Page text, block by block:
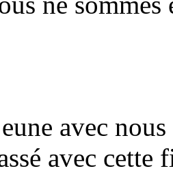
avec
avec cette